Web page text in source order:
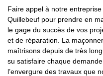
Faire appel à notre
Quillebeuf pour prendre en
le gage du succès de vos
et de réparation. La
maîtrisons depuis de très
su satisfaire chaque
l’envergure des travaux que